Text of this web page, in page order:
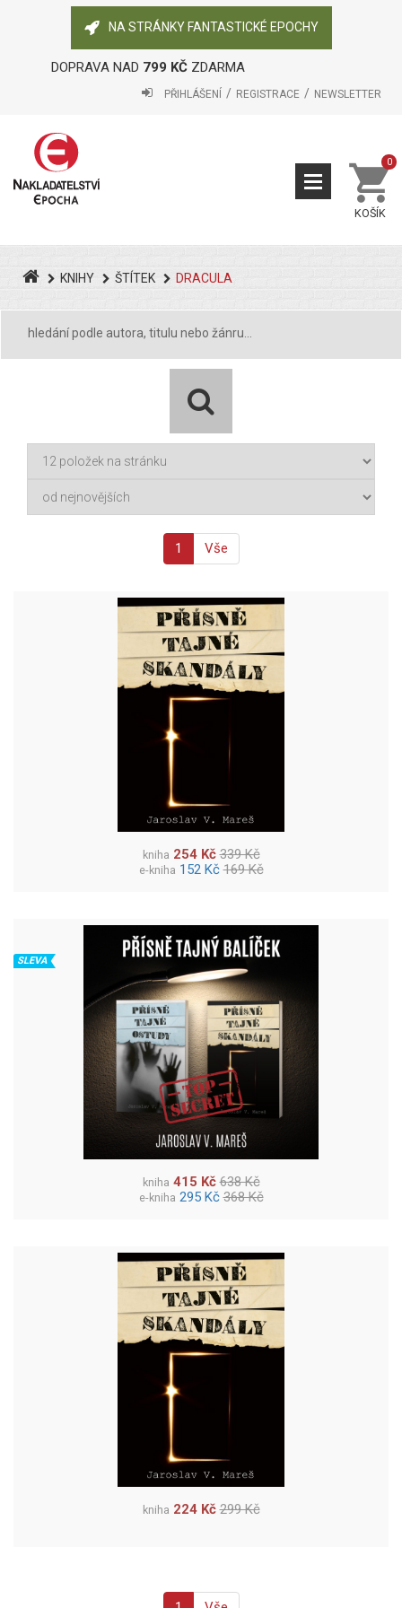
NA STRÁNKY FANTASTICKÉ EPOCHY
DOPRAVA NAD 799 KČZDARMA
PŘIHLÁŠENÍ REGISTRACE NEWSLETTER
KOŠÍK
0
KNIHY ŠTÍTEK DRACULA
1 Vše
kniha 254 Kč 339 Kč
e-kniha 152 Kč 169 Kč
SLEVA
kniha 415 Kč 638 Kč
e-kniha 295 Kč 368 Kč
kniha 224 Kč 299 Kč